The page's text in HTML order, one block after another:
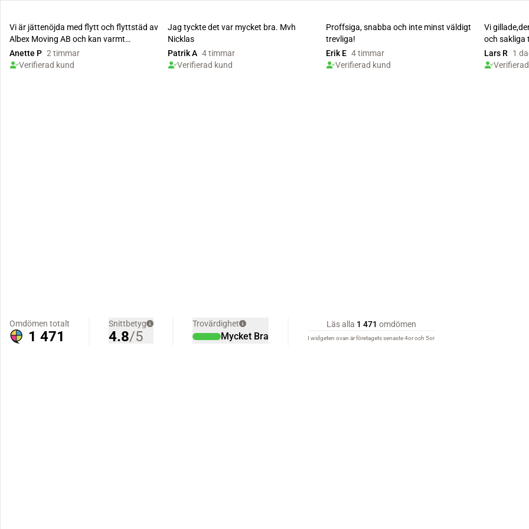
Vi är jättenöjda med flytt och flyttstäd av
Albex Moving AB och kan varmt
rekommendera för...
Anette P 2 timmar
Verifierad kund
Jag tyckte det var mycket bra. Mvh
Nicklas
Patrik A 4 timmar
Verifierad kund
Proffsiga, snabba och inte minst väldigt
trevliga!
Erik E 4 timmar
Verifierad kund
Vi
och sakliga
kontakt
Lars R
1
Omdömen totalt
1 471
Snittbetyg
4.8/5
Trovärdighet
Mycket Bra
Läs alla 1 471 omdömen
I widgeten ovan är företagets senaste 4or och 5or